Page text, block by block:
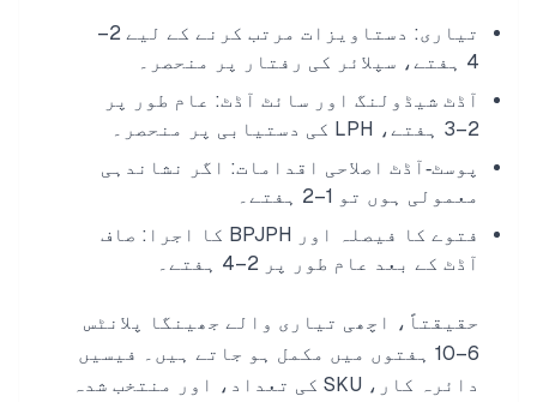
تیاری: دستاویزات مرتب کرنے کے لیے 2–
4 ہفتے، سپلائر کی رفتار پر منحصر۔
آڈٹ شیڈولنگ اور سائٹ آڈٹ: عام طور پر
2–3 ہفتے، LPH کی دستیابی پر منحصر۔
پوسٹ‑آڈٹ اصلاحی اقدامات: اگر نشاندہی
معمولی ہوں تو 1–2 ہفتے۔
فتوے کا فیصلہ اور BPJPH کا اجرا: صاف
آڈٹ کے بعد عام طور پر 2–4 ہفتے۔
حقیقتاً، اچھی تیاری والے جھینگا پلانٹس
6–10 ہفتوں میں مکمل ہو جاتے ہیں۔ فیسیں
دائرہ کار، SKU کی تعداد، اور منتخب شدہ